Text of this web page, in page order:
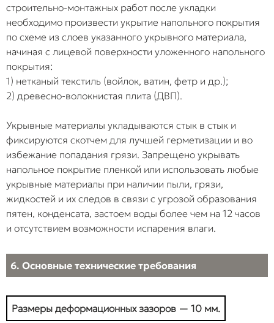
строительно-монтажных работ после укладки
необходимо произвести укрытие напольного покрытия
по схеме из слоев указанного укрывного материала,
начиная с лицевой поверхности уложенного напольного
покрытия:
1) нетканый текстиль (войлок, ватин, фетр и др.);
2) древесно-волокнистая плита (ДВП).
Укрывные материалы укладываются стык в стык и
фиксируются скотчем для лучшей герметизации и во
избежание попадания грязи. Запрещено укрывать
напольное покрытие пленкой или использовать любые
укрывные материалы при наличии пыли, грязи,
жидкостей и их следов в связи с угрозой образования
пятен, конденсата, застоем воды более чем на 12 часов
и отсутствием возможности испарения влаги.
6. Основные технические требования
Размеры деформационных зазоров — 10 мм.